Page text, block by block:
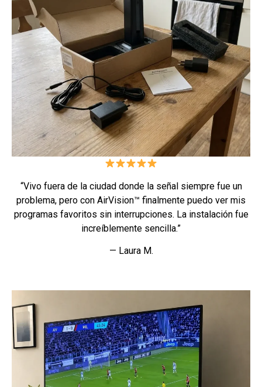
“Vivo fuera de la ciudad donde la señal siempre fue un
problema, pero con AirVision™ finalmente puedo ver mis
programas favoritos sin interrupciones. La instalación fue
increíblemente sencilla.”
— Laura M.